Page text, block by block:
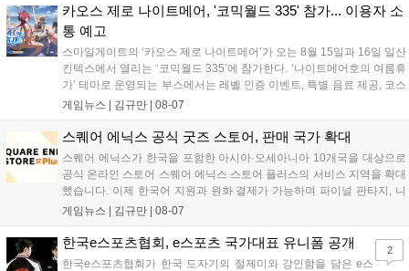
시지를 모집하며, 선정된 내용은 기념 영상 및 대형 전광판에 소
개될 예정입니다....
카오스 제로 나이트메어, '코믹월드 335' 참가... 이용자 소
통 예고
스마일게이트의 ‘카오스 제로 나이트메어’가 오는 8월 15일과 16일 일산
킨텍스에서 열리는 ‘코믹월드 335’에 참가한다. ‘나이트메어호의 여름휴
가’ 테마로 운영되는 부스에서는 레벨 인증 이벤트, 특별 음료 제공, 코스
프레 모델 포토존 등 다채로운 행사가 진행된다. 유명 코스어 7인이 캐릭
세한 정보는 공식 커뮤니티에서 확인 가능하다....
게임뉴스 | 김규만 | 08-07
스퀘어 에닉스 공식 굿즈 스토어, 판매 국가 확대
스퀘어 에닉스가 한국을 포함한 아시아·오세아니아 10개국을 대상으로
공식 온라인 스토어 스퀘어 에닉스 스토어 플러스의 서비스 지역을 확대
했습니다. 이제 한국어 지원과 원화 결제가 가능하며 파이널 판타지, 니
어 등 주요 게임의 피규어, 굿즈를 구매할 수 있습니다. 신상품이 순차적
용 가능합니다....
게임뉴스 | 김규만 | 08-07
한국e스포츠협회, e스포츠 국가대표 유니폼 공개
한국e스포츠협회가 한국 도자기의 절제미와 강인함을 담은 e스
2